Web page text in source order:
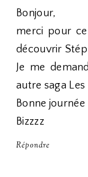
Bonjour,
merci pour
découvrir
Je me
autre saga
Bonne journée
Bizzzz
Répondre